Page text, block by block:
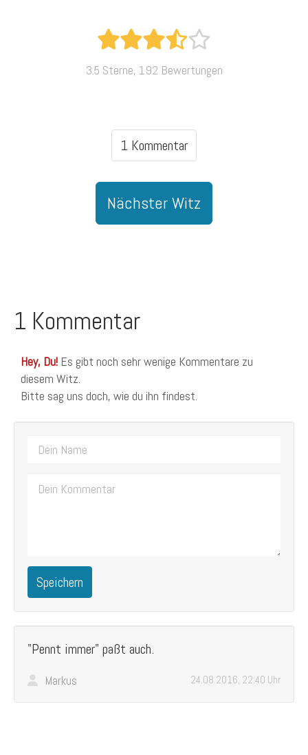
3.5 Sterne, 192 Bewertungen
1 Kommentar
Nächster Witz
1 Kommentar
Hey, Du! Es gibt noch sehr wenige Kommentare zu
diesem Witz.
Bitte sag uns doch, wie du ihn findest.
Speichern
"Pennt immer" paßt auch.
Markus 24.08.2016, 22:40 Uhr